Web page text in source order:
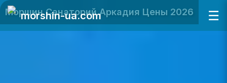
morshin-ua.com ☰
Моршин Санаторий Аркадия Цены 2026